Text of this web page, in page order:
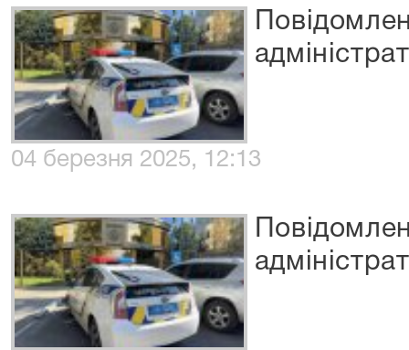
04 березня 2025, 12:13